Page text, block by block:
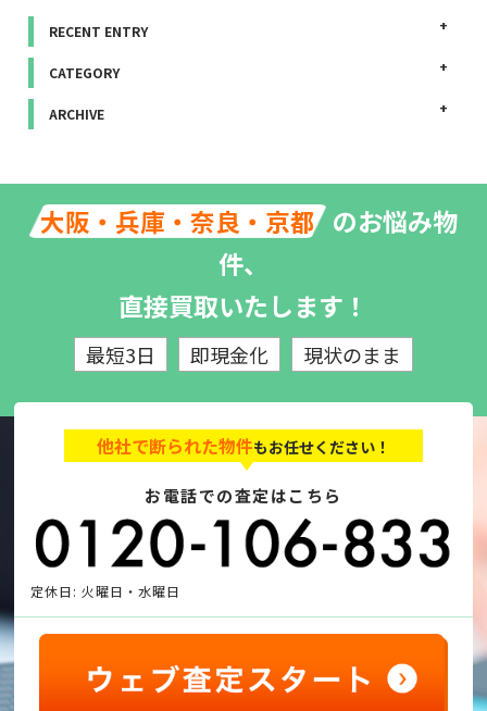
RECENT ENTRY
CATEGORY
ARCHIVE
大阪・兵庫・奈良・京都 のお悩み物
件、
直接買取いたします！
最短3日 即現金化 現状のまま
他社で断られた物件もお任せください！
お電話での査定はこちら
定休日: 火曜日・水曜日